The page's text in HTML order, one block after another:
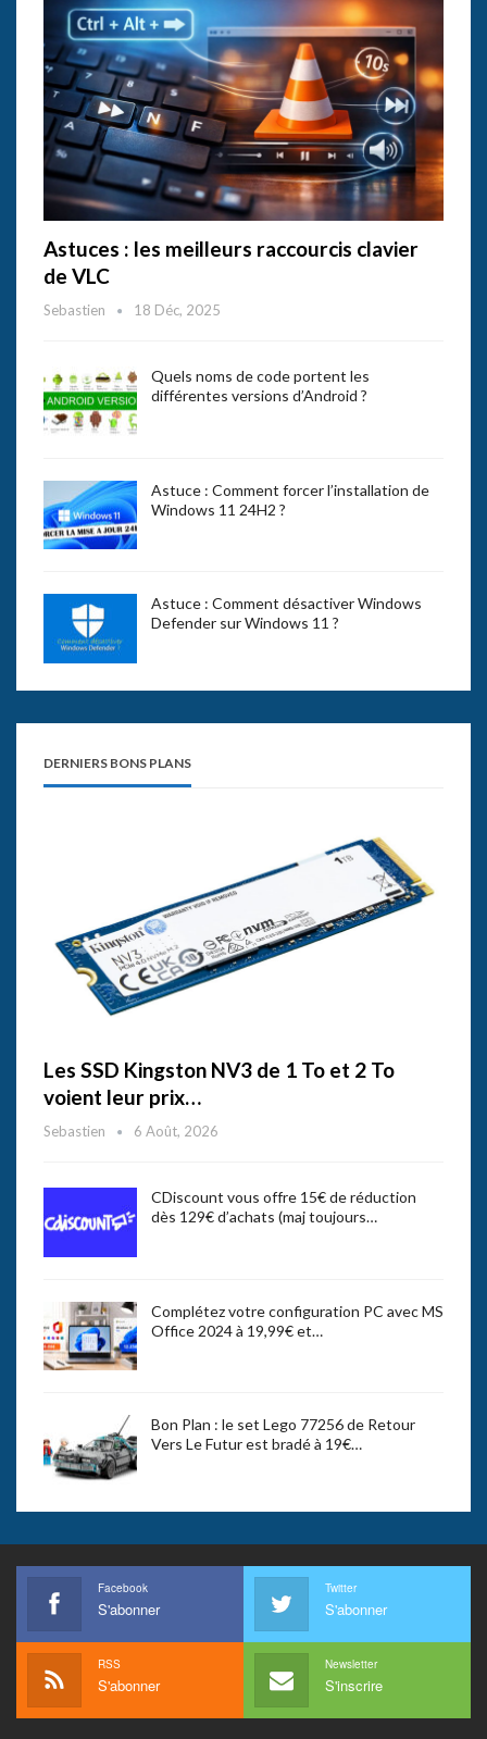
Astuces : les meilleurs raccourcis clavier
de VLC
Sebastien 18 Déc, 2025
Quels noms de code portent les
différentes versions d’Android ?
Astuce : Comment forcer l’installation de
Windows 11 24H2 ?
Astuce : Comment désactiver Windows
Defender sur Windows 11 ?
DERNIERS BONS PLANS
Les SSD Kingston NV3 de 1 To et 2 To
voient leur prix…
Sebastien 6 Août, 2026
CDiscount vous offre 15€ de réduction
dès 129€ d’achats (maj toujours…
Complétez votre configuration PC avec MS
Office 2024 à 19,99€ et…
Bon Plan : le set Lego 77256 de Retour
Vers Le Futur est bradé à 19€…
Facebook
S'abonner
Twitter
S'abonner
RSS
S'abonner
Newsletter
S'inscrire